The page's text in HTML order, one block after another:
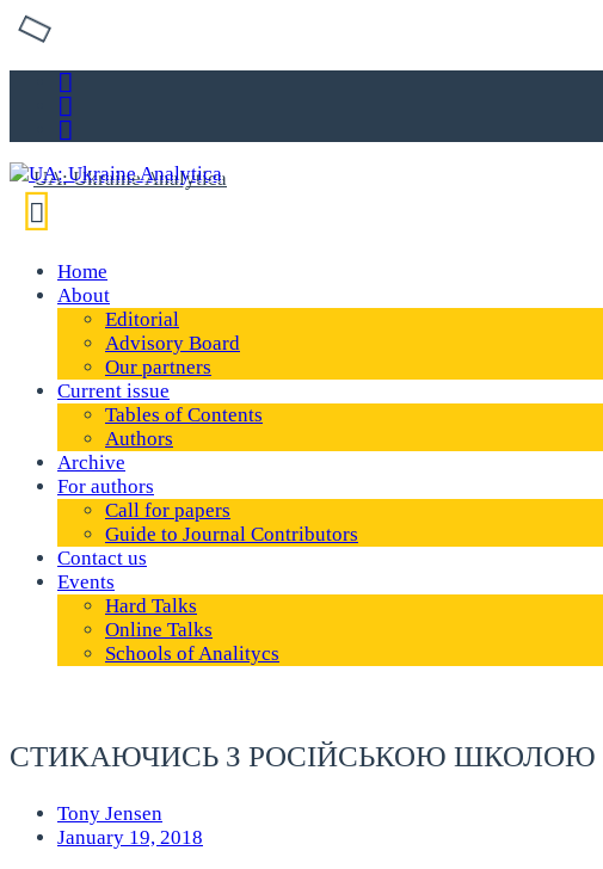
Home
About
Editorial
Advisory Board
Our partners
Current issue
Tables of Contents
Authors
Archive
For authors
Call for papers
Guide to Journal Contributors
Contact us
Events
Hard Talks
Online Talks
Schools of Analitycs
СТИКАЮЧИСЬ З РОСІЙСЬКОЮ ШКОЛОЮ
Tony Jensen
January 19, 2018